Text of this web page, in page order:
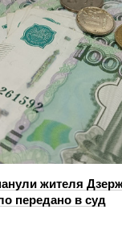
жителя
передано в суд